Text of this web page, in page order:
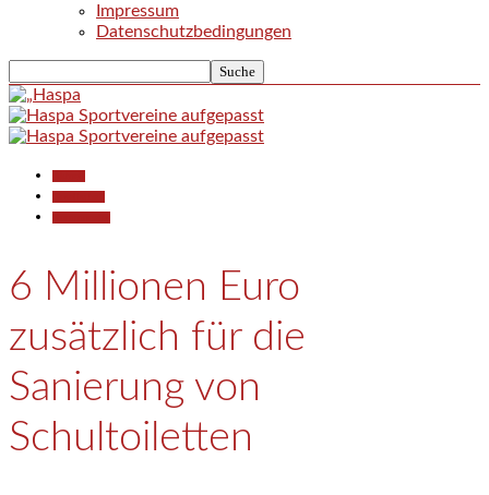
Impressum
Datenschutzbedingungen
6 Millionen Euro
zusätzlich für die
Sanierung von
Schultoiletten